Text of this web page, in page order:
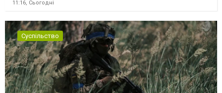
11:16, Сьогодні
Суспільство